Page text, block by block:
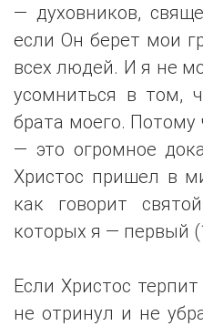
— духовников,
если Он берет мои
всех людей. И я не
усомниться в том,
брата моего.
— это огромное
Христос пришел в
как говорит
которых я — первый
Если Христос
не отринул и не